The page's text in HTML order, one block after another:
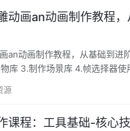
动画an动画制作教程
动画制作教程，从基础到进阶，蓝海
库 3.制作场景库 4.帧选择器
源
课程：工具基础-核心